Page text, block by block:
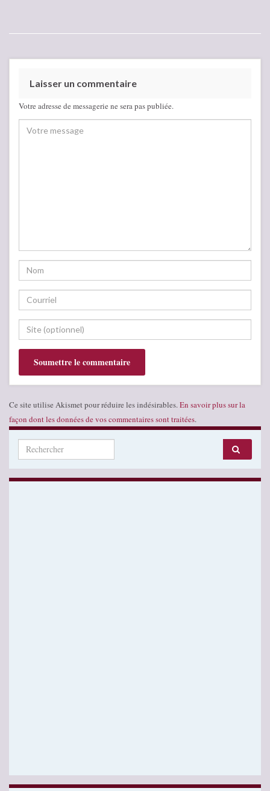
Laisser un commentaire
Votre adresse de messagerie ne sera pas publiée.
Ce site utilise Akismet pour réduire les indésirables. En savoir plus sur la
façon dont les données de vos commentaires sont traitées.
Search for: